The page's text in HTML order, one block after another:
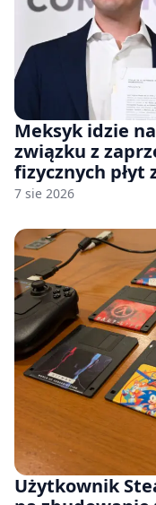
Meksyk idzie
związku z
fizycznych płyt
7 sie 2026
Użytkownik